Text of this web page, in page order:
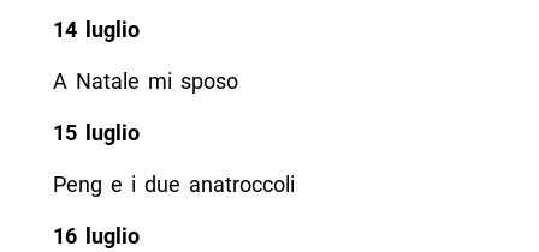
14 luglio
A Natale mi sposo
15 luglio
Peng e i due anatroccoli
16 luglio